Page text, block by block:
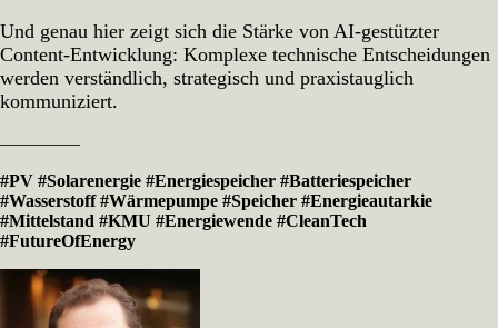
Und genau hier zeigt sich die Stärke von AI‑gestützter
Content‑Entwicklung: Komplexe technische Entscheidungen
werden verständlich, strategisch und praxistauglich
kommuniziert.
————–
#PV #Solarenergie #Energiespeicher #Batteriespeicher
#Wasserstoff #Wärmepumpe #Speicher #Energieautarkie
#Mittelstand #KMU #Energiewende #CleanTech
#FutureOfEnergy